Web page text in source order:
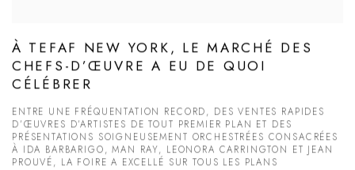
À TEFAF NEW YORK, LE MARCHÉ DES
CHEFS-D’ŒUVRE A EU DE QUOI
CÉLÉBRER
ENTRE UNE FRÉQUENTATION RECORD, DES VENTES RAPIDES
D’ŒUVRES D’ARTISTES DE TOUT PREMIER PLAN ET DES
PRÉSENTATIONS SOIGNEUSEMENT ORCHESTRÉES CONSACRÉES
À IDA BARBARIGO, MAN RAY, LEONORA CARRINGTON ET JEAN
PROUVÉ, LA FOIRE A EXCELLÉ SUR TOUS LES PLANS